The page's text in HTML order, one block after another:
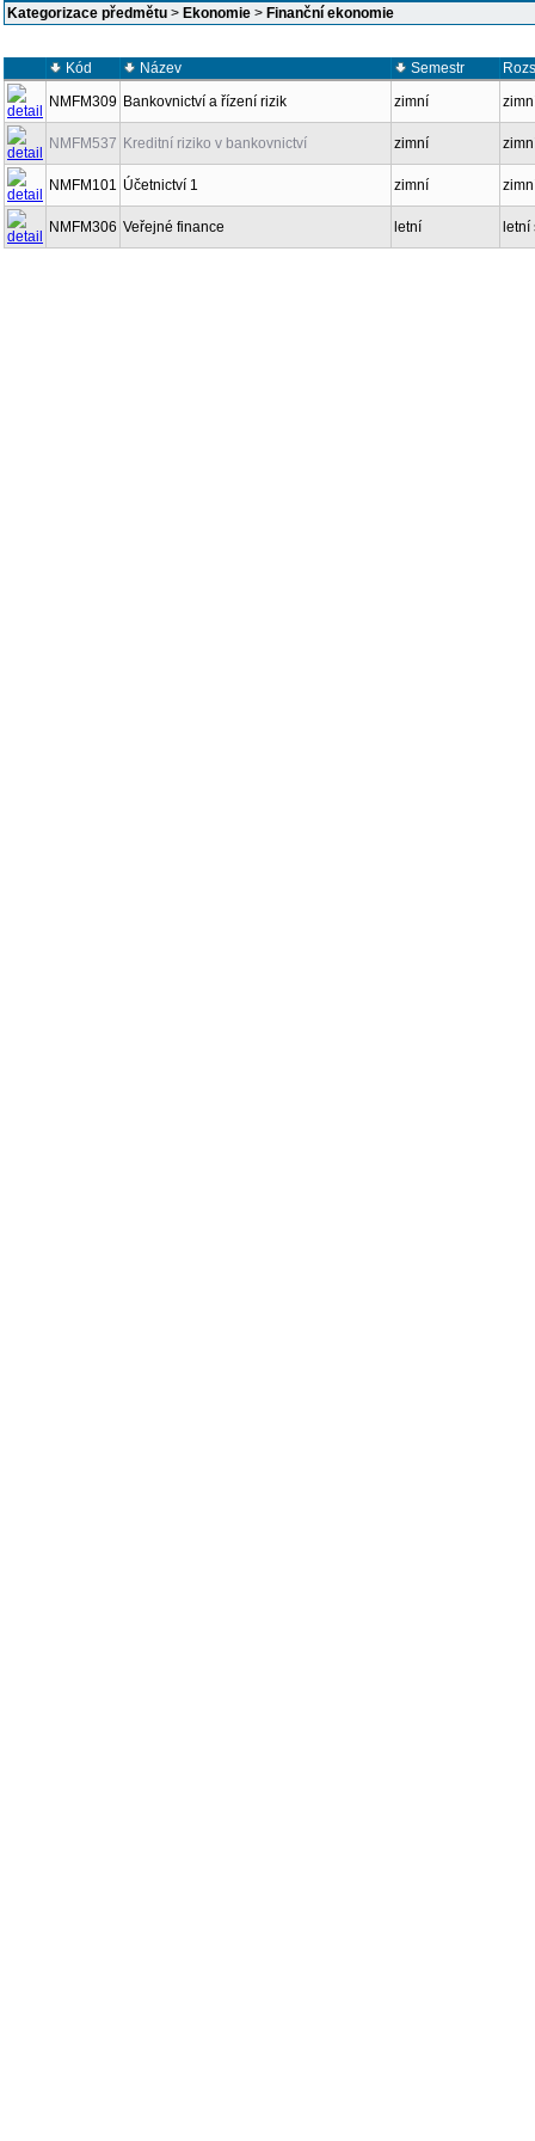
Kategorizace předmětu > Ekonomie > Finanční ekonomie
Kód Název Semestr
NMFM309 Bankovnictví a řízení rizik zimní
NMFM537 Kreditní riziko v bankovnictví zimní
NMFM101 Účetnictví 1 zimní
NMFM306 Veřejné finance letní